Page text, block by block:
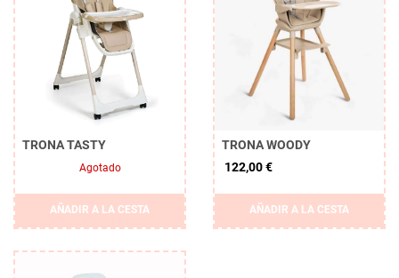
Borrar
TRONA TASTY
Agotado
AÑADIR A LA CESTA
TRONA WOODY
122,00 €
AÑADIR A LA CESTA